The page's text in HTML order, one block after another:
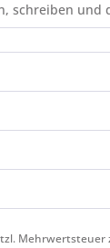
schreiben und
Mehrwertsteuer